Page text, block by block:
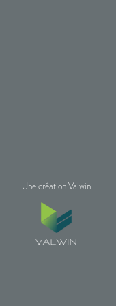
Une création Valwin